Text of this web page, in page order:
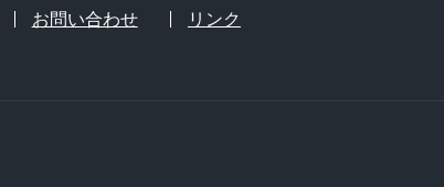
お問い合わせ
リンク